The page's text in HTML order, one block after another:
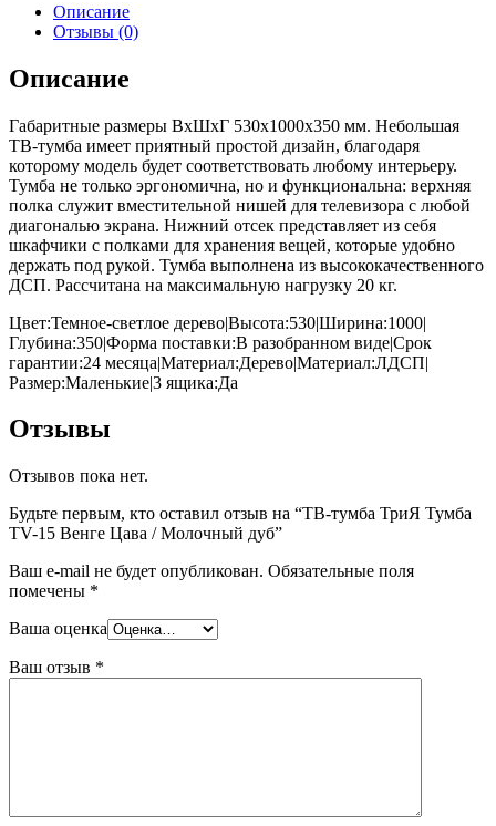
Описание
Отзывы (0)
Описание
Габаритные размеры ВхШхГ 530x1000x350 мм. Небольшая
ТВ-тумба имеет приятный простой дизайн, благодаря
которому модель будет соответствовать любому интерьеру.
Тумба не только эргономична, но и функциональна: верхняя
полка служит вместительной нишей для телевизора с любой
диагональю экрана. Нижний отсек представляет из себя
шкафчики с полками для хранения вещей, которые удобно
держать под рукой. Тумба выполнена из высококачественного
ДСП. Рассчитана на максимальную нагрузку 20 кг.
Цвет:Темное-cветлое дерево|Высота:530|Ширина:1000|
Глубина:350|Форма поставки:В разобранном виде|Срок
гарантии:24 месяца|Материал:Дерево|Материал:ЛДСП|
Размер:Маленькие|3 ящика:Да
Отзывы
Отзывов пока нет.
Будьте первым, кто оставил отзыв на “ТВ-тумба ТриЯ Тумба
TV-15 Венге Цава / Молочный дуб”
Ваш e-mail не будет опубликован. Обязательные поля
помечены *
Ваша оценка
Ваш отзыв *